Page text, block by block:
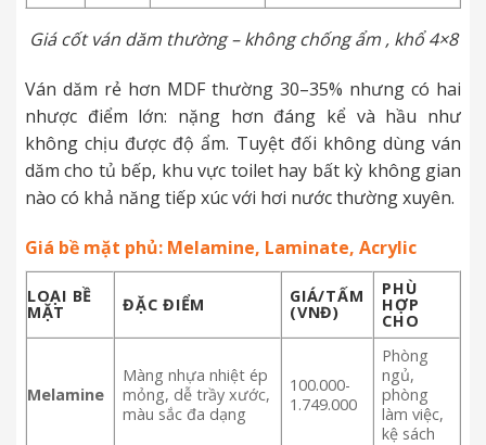
Giá cốt ván dăm thường – không chống ẩm , khổ 4×8
Ván dăm rẻ hơn MDF thường 30–35% nhưng có hai
nhược điểm lớn: nặng hơn đáng kể và hầu như
không chịu được độ ẩm. Tuyệt đối không dùng ván
dăm cho tủ bếp, khu vực toilet hay bất kỳ không gian
nào có khả năng tiếp xúc với hơi nước thường xuyên.
Giá bề mặt phủ: Melamine, Laminate, Acrylic
LOẠI BỀ
MẶT ĐẶC ĐIỂM GIÁ/TẤM
(VNĐ)
PHÙ
HỢP
CHO
Melamine
Màng nhựa nhiệt ép
mỏng, dễ trầy xước,
màu sắc đa dạng
100.000-
1.749.000
Phòng
ngủ,
phòng
làm việc,
kệ sách